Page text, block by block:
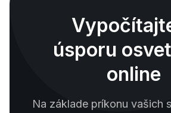
úsporu
online
Na základe príkonu vašich